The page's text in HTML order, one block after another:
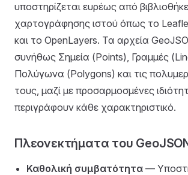
υποστηρίζεται ευρέως από
χαρτογράφησης ιστού όπως το
και το OpenLayers. Τα αρχεία
συνήθως Σημεία (Points), Γραμμές
Πολύγωνα (Polygons) και τις
τους, μαζί με προσαρμοσμένες
περιγράφουν κάθε χαρακτηριστικό.
Πλεονεκτήματα του
Καθολική συμβατότητα —